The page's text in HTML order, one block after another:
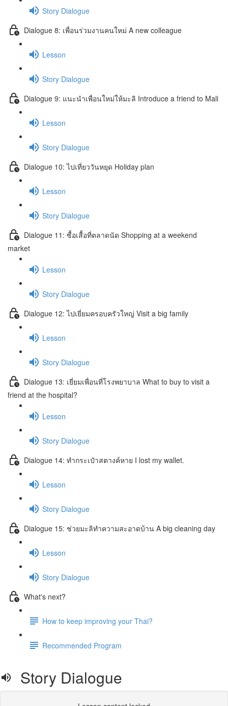
Story Dialogue
Dialogue 8: เพื่อนร่วมงานคนใหม่ A new colleague
Lesson
Story Dialogue
Dialogue 9: แนะนำเพื่อนใหม่ให้มะลิ Introduce a friend to Mali
Lesson
Story Dialogue
Dialogue 10: ไปเที่ยววันหยุด Holiday plan
Lesson
Story Dialogue
Dialogue 11: ซื้อเสื้อที่ตลาดนัด Shopping at a weekend
market
Lesson
Story Dialogue
Dialogue 12: ไปเยี่ยมครอบครัวใหญ่ Visit a big family
Lesson
Story Dialogue
Dialogue 13: เยี่ยมเพื่อนที่โรงพยาบาล What to buy to visit a
friend at the hospital?
Lesson
Story Dialogue
Dialogue 14: ทำกระเป๋าสตางค์หาย I lost my wallet.
Lesson
Story Dialogue
Dialogue 15: ช่วยมะลิทำความสะอาดบ้าน A big cleaning day
Lesson
Story Dialogue
What's next?
How to keep improving your Thai?
Recommended Program
Story Dialogue